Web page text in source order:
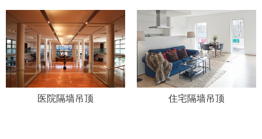
医院隔墙吊顶 住宅隔墙吊顶